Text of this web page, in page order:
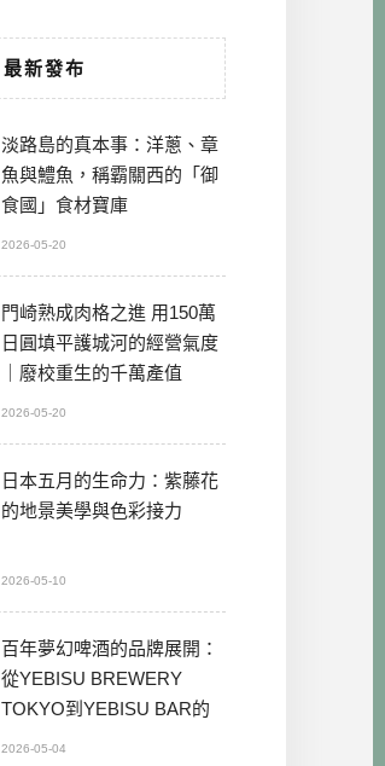
最新發布
淡路島的真本事：洋蔥、章
魚與鱧魚，稱霸關西的「御
食國」食材寶庫
2026-05-20
門崎熟成肉格之進 用150萬
日圓填平護城河的經營氣度
｜廢校重生的千萬產值
2026-05-20
日本五月的生命力：紫藤花
的地景美學與色彩接力
2026-05-10
百年夢幻啤酒的品牌展開：
從YEBISU BREWERY
TOKYO到YEBISU BAR的
2026-05-04